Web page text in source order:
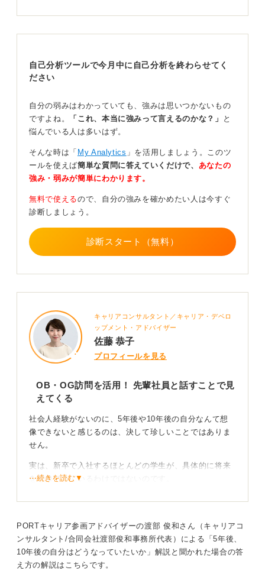
このように、「成長のプロセス」と「貢献したい領域」
どうなりたいかを明確にすることが大切！ 自分の軸
もし、複数の職種を検討している場合、話す内容を何パ
ターンも用意する必要はありません。
根本となる「どういう方向性で成長したいか」という部
分を一つ持ちつつ、それを受験する企業ごとに少しカス
タマイズするのが良いでしょう。
たとえば、その企業で使われている職種名を使ったり、
寄せる工夫をすることが推奨されます。
毎回まったく違う方向性を語る必要はなく、自分の根っ
て見せ方を調整するという考え方が大切です。
0
自己分析ツールで今月中に自己分析を終わらせてく
ださい
自分の弱みはわかっていても、強みは思いつかないもの
ですよね。
「これ、本当に強みって言えるのかな？」
と
悩んでいる人は多いはず。
そんな時は「 My Analytics 」を活用しましょう。このツ
ールを使えば簡単な質問に答えていくだけで、 あなたの
強み・弱みが簡単にわかります。
無料で使えるので、自分の強みを確かめたい人は今すぐ
診断しましょう。
診断スタート（無料）
キャリアコンサルタント／キャリア・デベロ
ップメント・アドバイザー
佐藤 恭子
プロフィールを見る
OB・OG訪問を活用！ 先輩社員と話すことで見
えてくる
社会人経験がないのに、5年後や10年後の自分なんて想
像できないと感じるのは、決して珍しいことではありま
せん。
実は、新卒で入社するほとんどの学生が、具体的に将来
を想像できているわけではないのです。
を聞くのが非常に有効な方法です。
企業が開催する懇親会などに参加することでも、そうい
った社員と話す機会が得られるでしょう。
⋯続きを読む▼
PORTキャリア参画アドバイザーの渡部 俊和さん（キャリアコ
ンサルタント/合同会社渡部俊和事務所代表）による「5年後、
10年後の自分はどうなっていたいか」解説と聞かれた場合の答
え方の解説はこちらです。